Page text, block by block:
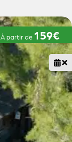
À partir de 159€